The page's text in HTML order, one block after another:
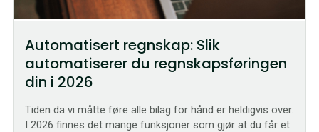
Automatisert regnskap: Slik
automatiserer du regnskapsføringen
din i 2026
Tiden da vi måtte føre alle bilag for hånd er heldigvis over.
I 2026 finnes det mange funksjoner som gjør at du får et